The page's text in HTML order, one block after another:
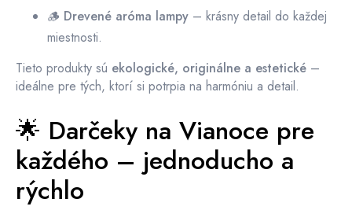
🪵 Drevené aróma lampy – krásny detail do každej
miestnosti.
Tieto produkty sú ekologické, originálne a estetické –
ideálne pre tých, ktorí si potrpia na harmóniu a detail.
🌟 Darčeky na Vianoce pre
každého – jednoducho a
rýchlo